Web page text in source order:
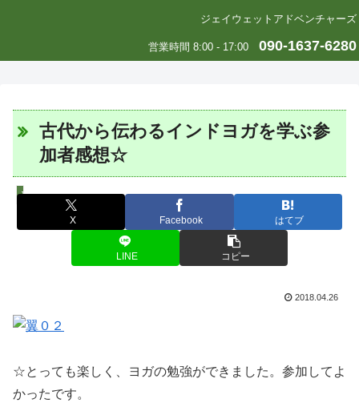
ジェイウェットアドベンチャーズ
営業時間 8:00 - 17:00 090-1637-6280
古代から伝わるインドヨガを学ぶ参
加者感想☆
J-WETインド支部～ヨガのこころ～
X Facebook はてブ
LINE コピー
2018.04.26
☆とっても楽しく、ヨガの勉強ができました。参加してよ
かったです。